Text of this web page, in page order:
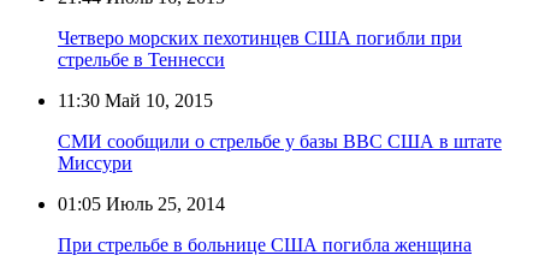
Четверо морских пехотинцев США погибли при
стрельбе в Теннесси
11:30 Май 10, 2015
СМИ сообщили о стрельбе у базы ВВС США в штате
Миссури
01:05 Июль 25, 2014
При стрельбе в больнице США погибла женщина